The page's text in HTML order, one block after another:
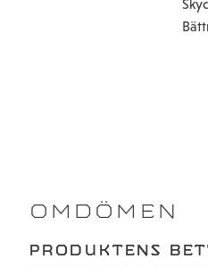
OMDÖMEN
PRODUKTENS